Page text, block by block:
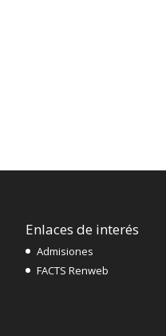
Enlaces de interés
Admisiones
FACTS Renweb